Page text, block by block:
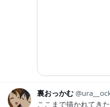
裏おっかむ
ここまで描かれてき